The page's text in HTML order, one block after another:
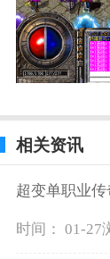
相关资讯
超变单职业传
时间： 01-27